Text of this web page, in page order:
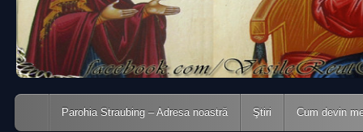
Main menu
Skip to content
Parohia Straubing – Adresa noastră Ştiri Cum devin